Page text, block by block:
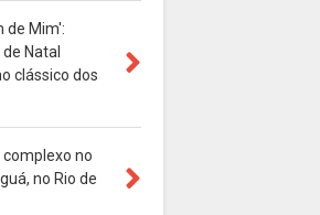
de Mim':
Natal
clássico dos
complexo no
no Rio de